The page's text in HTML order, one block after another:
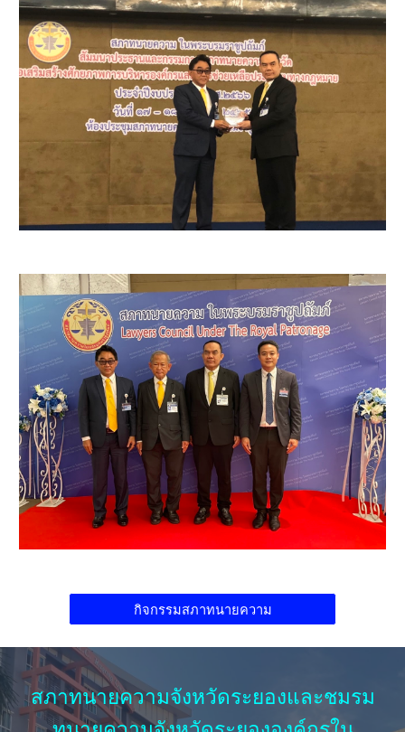
กิจกรรมสภาทนายความ
สภาทนายความจังหวัดระยองและชมรม